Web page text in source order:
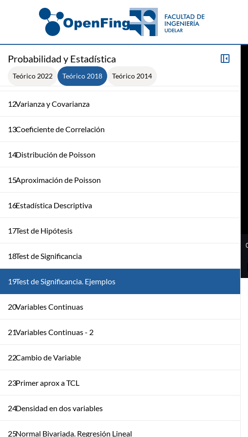
Probabilidad y Estadística
Teórico 2022 Teórico 2018 Teórico 2014
Variables Aleatorias Discretas y Valor Esperado
11Distribuciones Hipergeométrica y Binomial
12Varianza y Covarianza
13Coeficiente de Correlación
14Distribución de Poisson
15Aproximación de Poisson
16Estadística Descriptiva
17Test de Hipótesis
18Test de Significancia
19Test de Significancia. Ejemplos
20Variables Continuas
21Variables Continuas - 2
22Cambio de Variable
23Primer aprox a TCL
24Densidad en dos variables
25Normal Bivariada. Regresión Lineal